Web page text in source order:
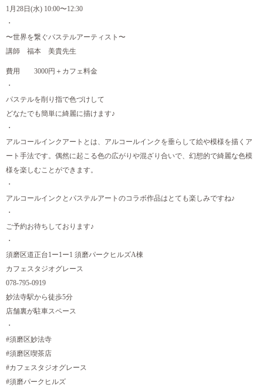
1月28日(水) 10:00〜12:30
・
〜世界を繋ぐパステルアーティスト〜
講師 福本 美貴先生
費用 3000円＋カフェ料金
・
パステルを削り指で色づけして
どなたでも簡単に綺麗に描けます♪
・
アルコールインクアートとは、アルコールインクを垂らして絵や模様を描くア
ート手法です。偶然に起こる色の広がりや混ざり合いで、幻想的で綺麗な色模
様を楽しむことができます。
・
アルコールインクとパステルアートのコラボ作品はとても楽しみですね♪
・
ご予約お待ちしております♪
・
須磨区道正台1ー1ー1 須磨パークヒルズA棟
カフェスタジオグレース
078-795-0919
妙法寺駅から徒歩5分
店舗裏が駐車スペース
・
#須磨区妙法寺
#須磨区喫茶店
#カフェスタジオグレース
#須磨パークヒルズ